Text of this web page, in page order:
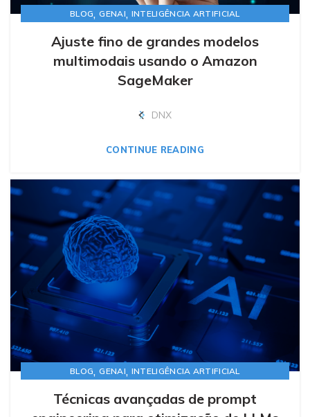
BLOG,GENAI, INTELIGÊNCIA ARTIFICIAL
Ajuste fino de grandes modelos
multimodais usando o Amazon
SageMaker
DNX
CONTINUE READING
BLOG,GENAI, INTELIGÊNCIA ARTIFICIAL
Técnicas avançadas de prompt